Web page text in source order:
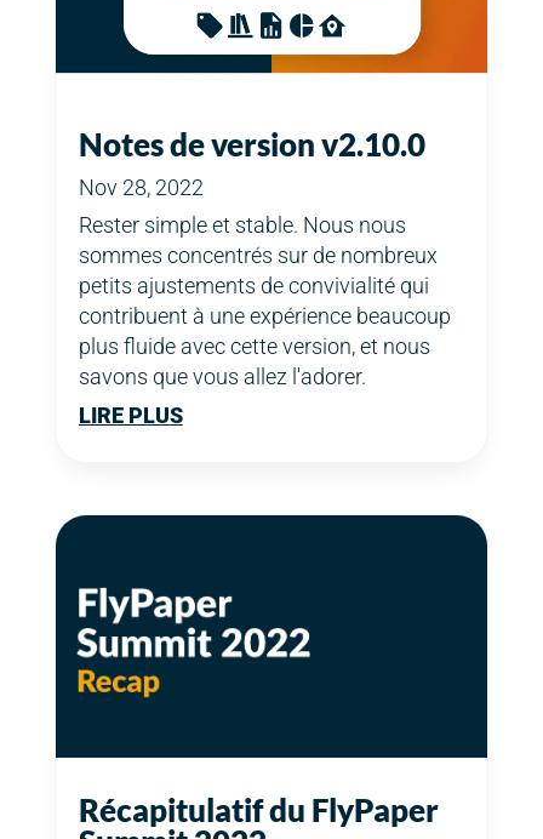
Notes de version v2.10.0
Nov 28, 2022
Rester simple et stable. Nous nous
sommes concentrés sur de nombreux
petits ajustements de convivialité qui
contribuent à une expérience beaucoup
plus fluide avec cette version, et nous
savons que vous allez l'adorer.
LIRE PLUS
Récapitulatif du FlyPaper